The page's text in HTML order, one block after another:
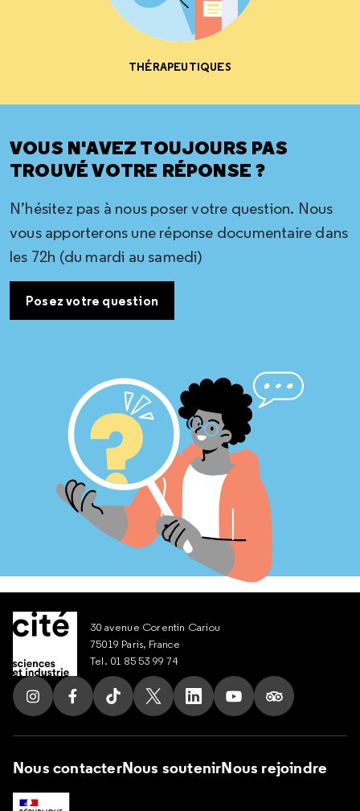
THÉRAPEUTIQUES
VOUS N'AVEZ TOUJOURS PAS
TROUVÉ VOTRE RÉPONSE ?
N’hésitez pas à nous poser votre question. Nous
vous apporterons une réponse documentaire dans
les 72h (du mardi au samedi)
Posez votre question
30 avenue Corentin Cariou
75019 Paris, France
Tel. 01 85 53 99 74
Suivez nous sur Instagram
Suivez nous sur Facebook
Suivez nous sur Tik Tok
Suivez nous sur X
Suivez nous sur LinkedIn
Suivez nous sur
Suivez nous
Nous contacterNous soutenirNous rejoindre